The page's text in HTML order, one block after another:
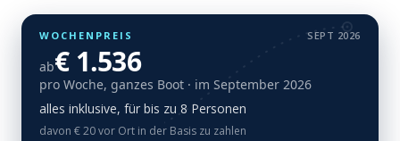
WOCHENPREIS SEPT 2026
ab€ 1.536
pro Woche, ganzes Boot · im September 2026
alles inklusive, für bis zu 8 Personen
davon € 20 vor Ort in der Basis zu zahlen